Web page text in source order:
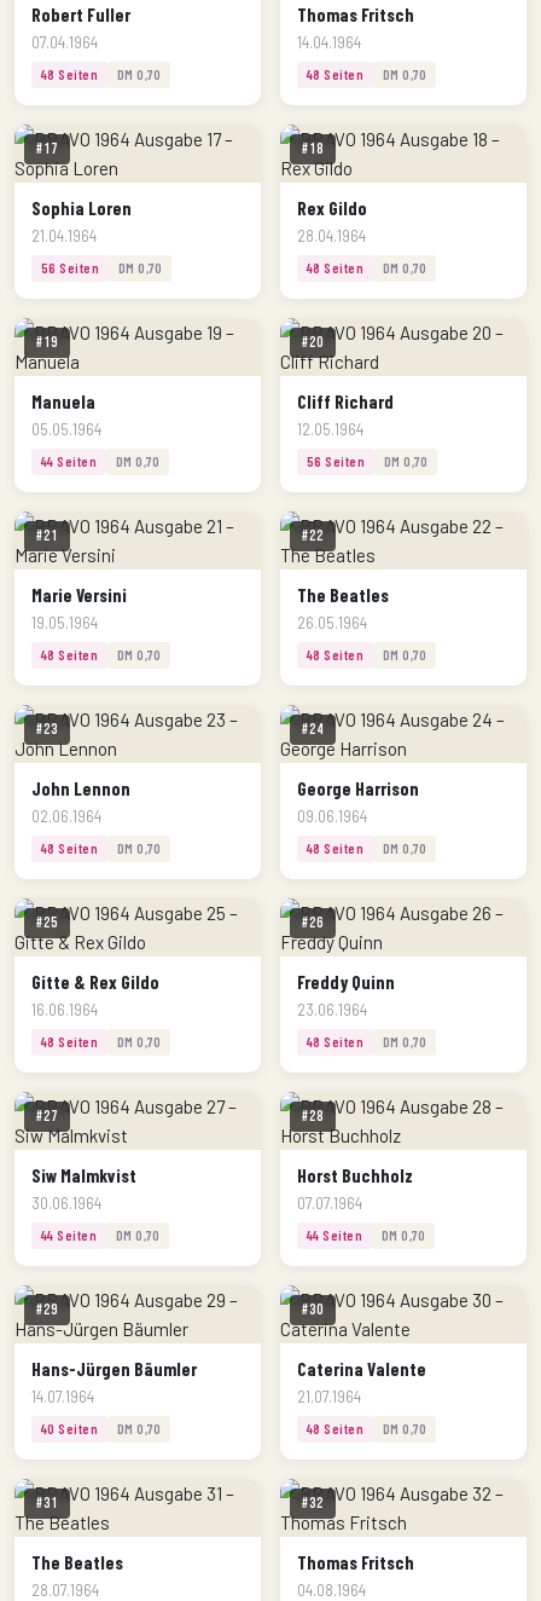
Robert Fuller
07.04.1964
48 Seiten DM 0,70
Thomas Fritsch
14.04.1964
48 Seiten DM 0,70
#17
Sophia Loren
21.04.1964
56 Seiten DM 0,70
#18
Rex Gildo
28.04.1964
48 Seiten DM 0,70
#19
Manuela
05.05.1964
44 Seiten DM 0,70
#20
Cliff Richard
12.05.1964
56 Seiten DM 0,70
#21
Marie Versini
19.05.1964
48 Seiten DM 0,70
#22
The Beatles
26.05.1964
48 Seiten DM 0,70
#23
John Lennon
02.06.1964
48 Seiten DM 0,70
#24
George Harrison
09.06.1964
48 Seiten DM 0,70
#25
Gitte & Rex Gildo
16.06.1964
48 Seiten DM 0,70
#26
Freddy Quinn
23.06.1964
48 Seiten DM 0,70
#27
Siw Malmkvist
30.06.1964
44 Seiten DM 0,70
#28
Horst Buchholz
07.07.1964
44 Seiten DM 0,70
#29
Hans-Jürgen Bäumler
14.07.1964
40 Seiten DM 0,70
#30
Caterina Valente
21.07.1964
48 Seiten DM 0,70
#31
The Beatles
28.07.1964
#32
Thomas Fritsch
04.08.1964